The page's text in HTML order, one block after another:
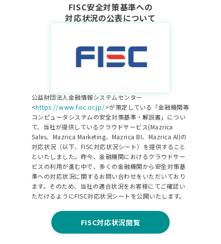
FISC安全対策基準への
対応状況の公表について
公益財団法人金融情報システムセンター
<https://www.fisc.or.jp/>が策定している「金融機関等
コンピュータシステムの安全対策基準・解説書」につい
て、当社が提供しているクラウドサービス(Mazrica
Sales、Mazrica Marketing、Mazrica BI、Mazrica AI)の
対応状況（以下、​FISC対応状況シート​）を提供すること
といたしました。昨今、金融機関におけるクラウドサー
ビスの利用が進む中で、多くの金融機関から安全対策基
準への対応状況に関するお問い合わせをいただいており
ます。そのため、当社の適合状況をお客様にてご確認い
ただけるようにFISC対応状況シートを公開いたします。
FISC対応状況閲覧